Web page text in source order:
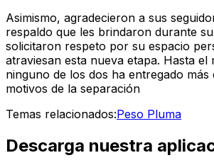
Asimismo, agradecieron a sus
respaldo que les brindaron durante
solicitaron respeto por su espacio
atraviesan esta nueva etapa. Hasta el
ninguno de los dos ha entregado más
motivos de la separación
Temas relacionados:Peso Pluma
Descarga nuestra